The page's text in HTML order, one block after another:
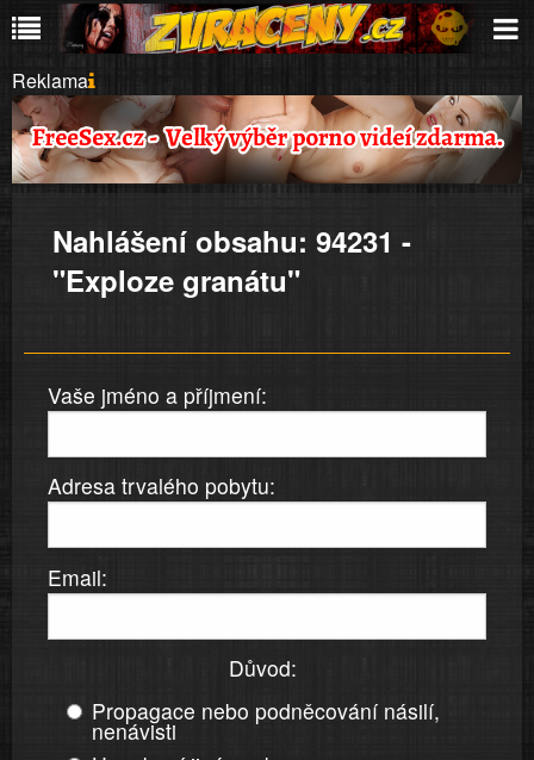
Reklama
Nahlášení obsahu: 94231 -
"Exploze granátu"
Vaše jméno a příjmení:
Adresa trvalého pobytu:
Email:
Důvod:
Propagace nebo podněcování násilí,
nenávisti